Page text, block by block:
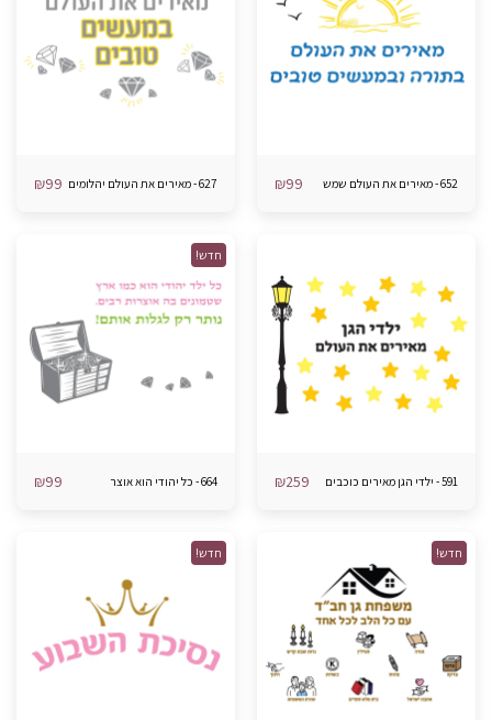
652 - מאירים את העולם שמש ₪99 627 - מאירים את העולם יהלומים ₪99
591 - ילדי הגן מאירים כוכבים ₪259
חדש!
664 - כל יהודי הוא אוצר ₪99
חדש! חדש!